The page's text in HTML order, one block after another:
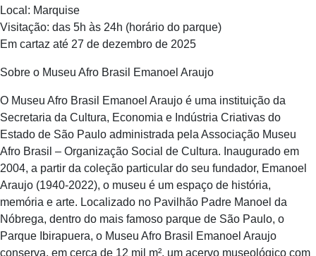
Local: Marquise
Visitação: das 5h às 24h (horário do parque)
Em cartaz até 27 de dezembro de 2025
Sobre o Museu Afro Brasil Emanoel Araujo
O Museu Afro Brasil Emanoel Araujo é uma instituição da
Secretaria da Cultura, Economia e Indústria Criativas do
Estado de São Paulo administrada pela Associação Museu
Afro Brasil – Organização Social de Cultura. Inaugurado em
2004, a partir da coleção particular do seu fundador, Emanoel
Araujo (1940-2022), o museu é um espaço de história,
memória e arte. Localizado no Pavilhão Padre Manoel da
Nóbrega, dentro do mais famoso parque de São Paulo, o
Parque Ibirapuera, o Museu Afro Brasil Emanoel Araujo
conserva, em cerca de 12 mil m², um acervo museológico com